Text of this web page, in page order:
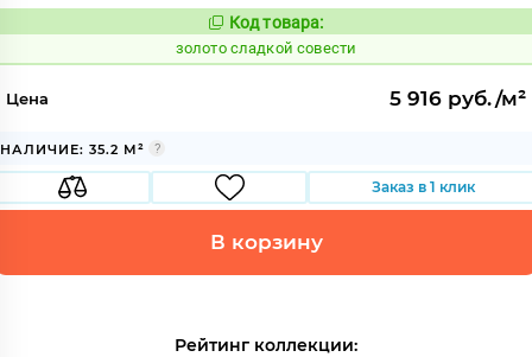
Код:
527023
Код товара:
золото сладкой совести
Цена 5 916 руб./м²
НАЛИЧИЕ: 35.2 М²
Заказ в 1 клик
В корзину
Рейтинг коллекции: